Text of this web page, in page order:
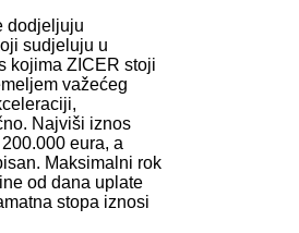
dodjeljuju
sudjeluju u
kojima ZICER stoji
važećeg
Najviši iznos
eura, a
Maksimalni rok
od dana uplate
stopa iznosi